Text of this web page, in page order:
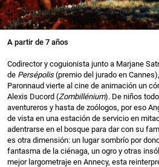
A partir de 7 años
Codirector y coguionista junto a Marjane
de Persépolis(premio del jurado en
Paronnaud vierte al cine de animación un
Alexis Ducord (Zombillénium). De niños
aventureros y hasta de zoólogos, por eso
de vista en una estación de servicio en
adentrarse en el bosque para dar con su
es otra dimensión: un lugar sombrío por
fantasma de la ciénaga, un ogro y otras
mejor largometraje en Annecy, esta